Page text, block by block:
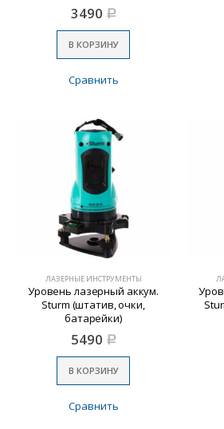
3490 Р
В КОРЗИНУ
Сравнить
ЛАЗЕРНЫЕ ИНСТРУМЕНТЫ
Уровень лазерный аккум.
Sturm (штатив, очки,
батарейки)
5490 Р
В КОРЗИНУ
Сравнить